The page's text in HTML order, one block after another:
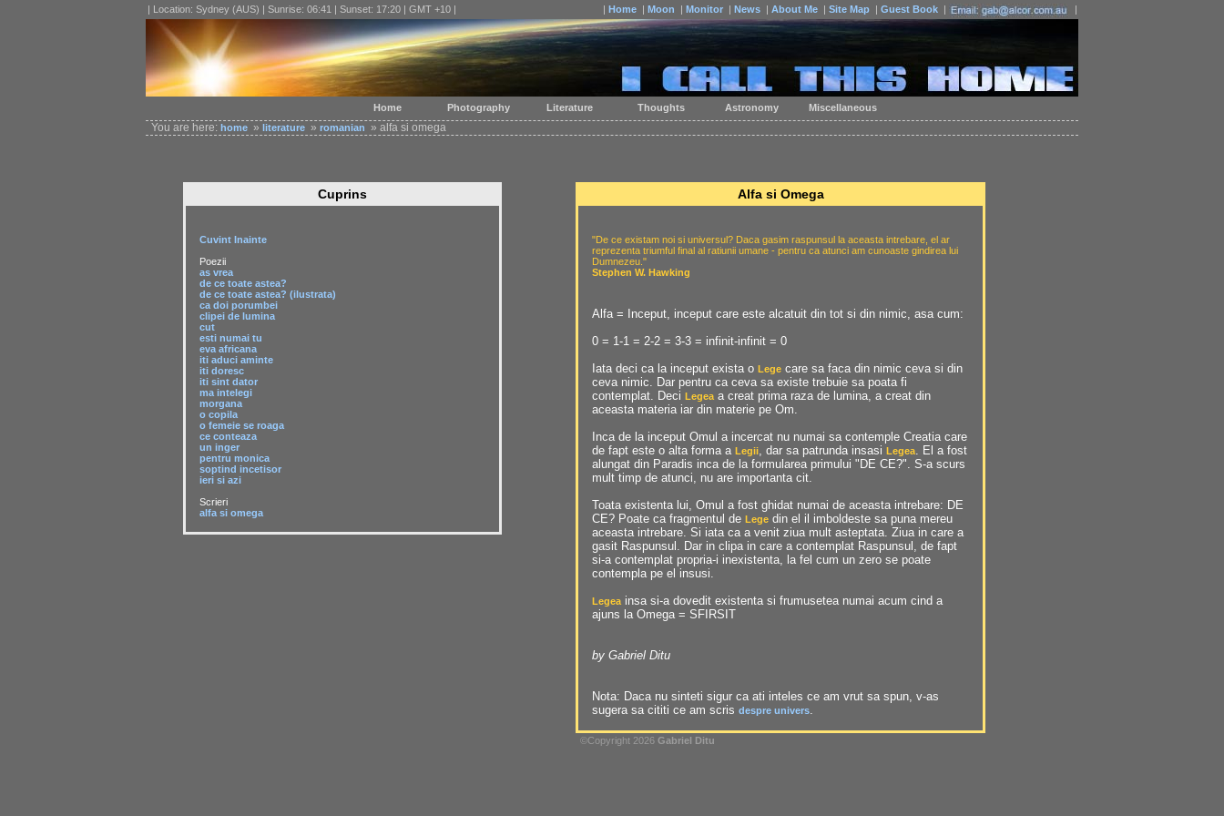
| Location: Sydney (AUS) | Sunrise: 06:41 | Sunset: 17:20 | GMT +10 | | Home | Moon | Monitor | News | About Me | Site Map | Guest Book | |
You are here: home » literature » romanian » alfa si omega
Cuprins
Cuvint Inainte
Poezii
as vrea
de ce toate astea?
de ce toate astea? (ilustrata)
ca doi porumbei
clipei de lumina
cut
esti numai tu
eva africana
iti aduci aminte
iti doresc
iti sint dator
ma intelegi
morgana
o copila
o femeie se roaga
ce conteaza
un inger
pentru monica
soptind incetisor
ieri si azi
Scrieri
alfa si omega
Alfa si Omega
"De ce existam noi si universul? Daca gasim raspunsul la aceasta intrebare, el ar
reprezenta triumful final al ratiunii umane - pentru ca atunci am cunoaste gindirea lui
Dumnezeu."
Stephen W. Hawking
Alfa = Inceput, inceput care este alcatuit din tot si din nimic, asa cum:
0 = 1-1 = 2-2 = 3-3 = infinit-infinit = 0
Iata deci ca la inceput exista o Lege care sa faca din nimic ceva si din
ceva nimic. Dar pentru ca ceva sa existe trebuie sa poata fi
contemplat. Deci Legea a creat prima raza de lumina, a creat din
aceasta materia iar din materie pe Om.
Inca de la inceput Omul a incercat nu numai sa contemple Creatia care
de fapt este o alta forma a Legii, dar sa patrunda insasi Legea. El a fost
alungat din Paradis inca de la formularea primului "DE CE?". S-a scurs
mult timp de atunci, nu are importanta cit.
Toata existenta lui, Omul a fost ghidat numai de aceasta intrebare: DE
CE? Poate ca fragmentul de Lege din el il imboldeste sa puna mereu
aceasta intrebare. Si iata ca a venit ziua mult asteptata. Ziua in care a
gasit Raspunsul. Dar in clipa in care a contemplat Raspunsul, de fapt
si-a contemplat propria-i inexistenta, la fel cum un zero se poate
contempla pe el insusi.
Legea insa si-a dovedit existenta si frumusetea numai acum cind a
ajuns la Omega = SFIRSIT
by Gabriel Ditu
Nota: Daca nu sinteti sigur ca ati inteles ce am vrut sa spun, v-as
sugera sa cititi ce am scris despre univers.
©Copyright 2026 Gabriel Ditu
Home Photography Literature Thoughts Astronomy Miscellaneous